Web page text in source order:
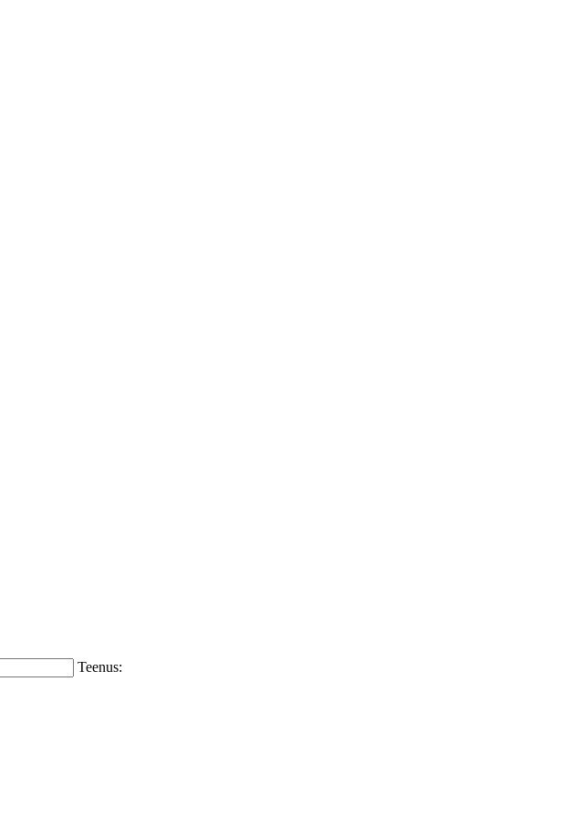
Teenus: